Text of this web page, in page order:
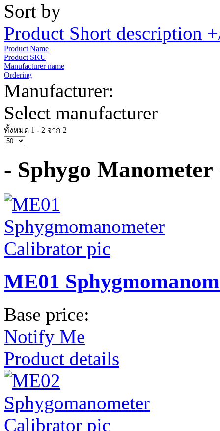
Sort by
Product Short description
Product Name
Product SKU
Manufacturer name
Ordering
Manufacturer:
Select manufacturer
ทั้งหมด 1 - 2 จาก 2
- Sphygo
ME01
Base price:
Notify Me
Product details